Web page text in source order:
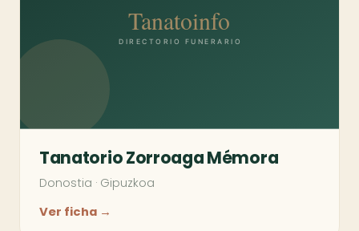
Tanatorio Zorroaga Mémora
Donostia · Gipuzkoa
Ver ficha →